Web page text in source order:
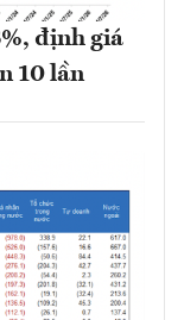
định giá
10 lần